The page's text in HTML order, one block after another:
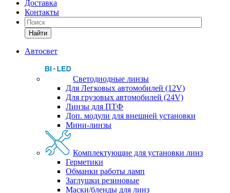
Доставка
Контакты
Найти
Автосвет
Светодиодные линзы
Для Легковых автомобилей (12V)
Для грузовых автомобилей (24V)
Линзы для ПТФ
Доп. модули для внешней установки
Мини-линзы
Комплектующие для установки линз
Герметики
Обманки работы ламп
Заглушки резиновые
Маски/бленды для линз